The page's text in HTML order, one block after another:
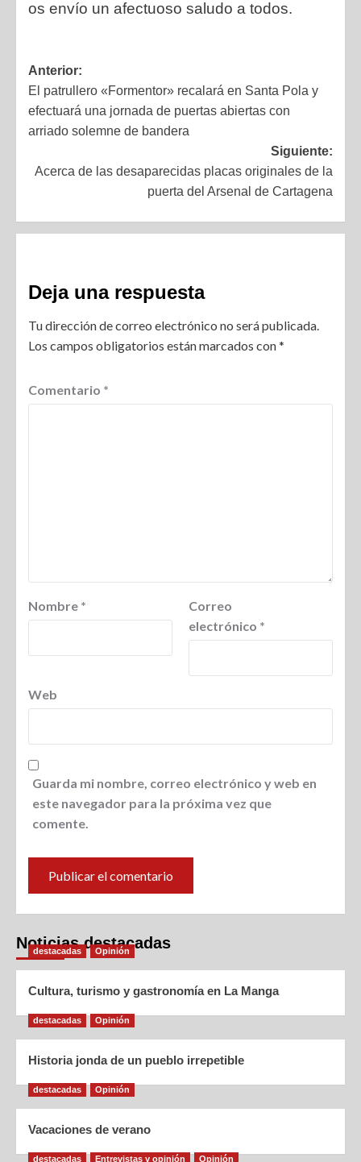
os envío un afectuoso saludo a todos.
Anterior:
El patrullero «Formentor» recalará en Santa Pola y
efectuará una jornada de puertas abiertas con
arriado solemne de bandera
Siguiente:
Acerca de las desaparecidas placas originales de la
puerta del Arsenal de Cartagena
Deja una respuesta
Tu dirección de correo electrónico no será publicada.
Los campos obligatorios están marcados con*
Comentario *
Nombre *
Correo
electrónico *
Web
Guarda mi nombre, correo electrónico y web en
este navegador para la próxima vez que
comente.
Noticias destacadas
destacadas Opinión
Cultura, turismo y gastronomía en La Manga
destacadas Opinión
Historia jonda de un pueblo irrepetible
destacadas Opinión
Vacaciones de verano
destacadas Entrevistas y opinión Opinión